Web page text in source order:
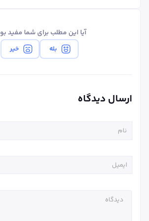
آیا این مطلب برای شما مفید
بله خیر
ارسال دیدگاه